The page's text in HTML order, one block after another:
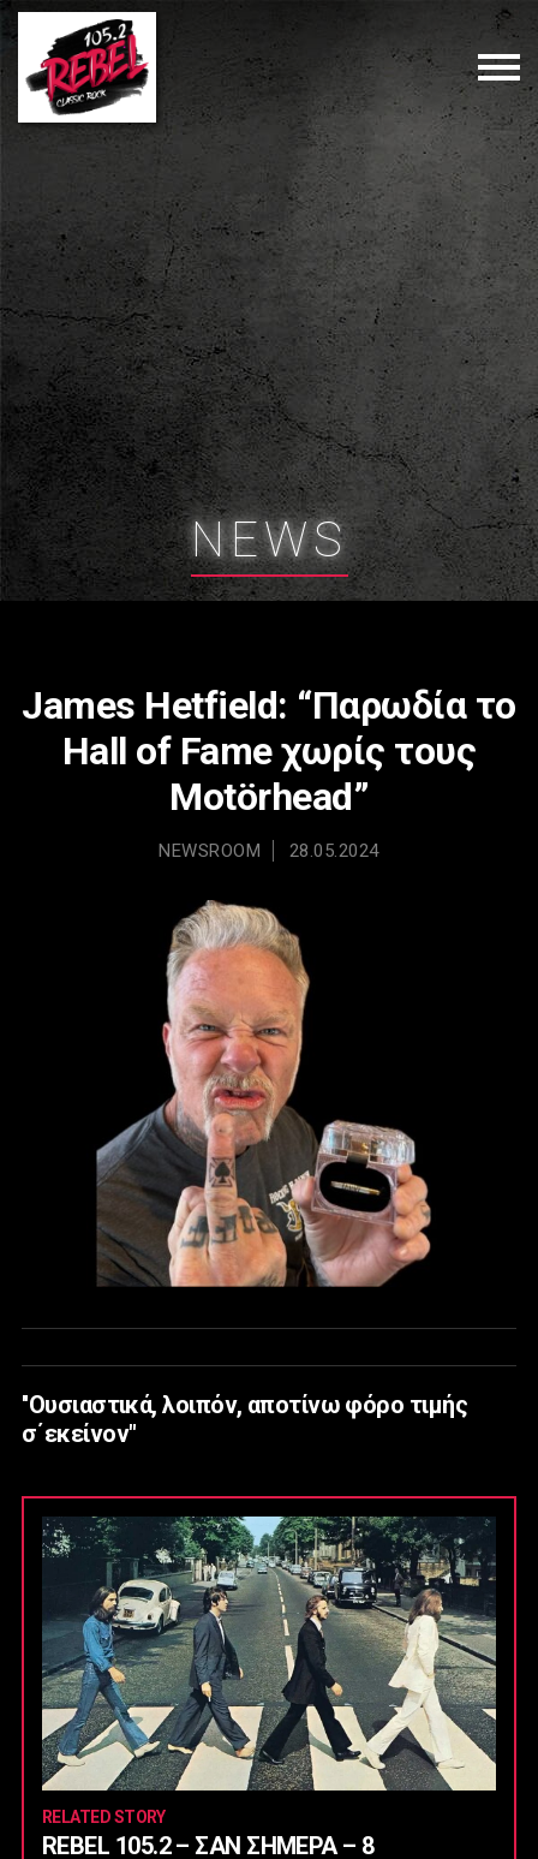
NEWS
James Hetfield: “Παρωδία το
Hall of Fame χωρίς τους
Motörhead”
NEWSROOM 28.05.2024
''Ουσιαστικά, λοιπόν, αποτίνω φόρο τιμής
σ΄εκείνον"
RELATED STORY
REBEL 105.2 – ΣΑΝ ΣΗΜΕΡΑ – 8